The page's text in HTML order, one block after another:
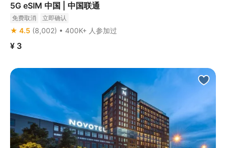
5G eSIM 中国 | 中国联通
免费取消 立即确认
★ 4.5 (8,002) • 400K+ 人参加过
¥ 3